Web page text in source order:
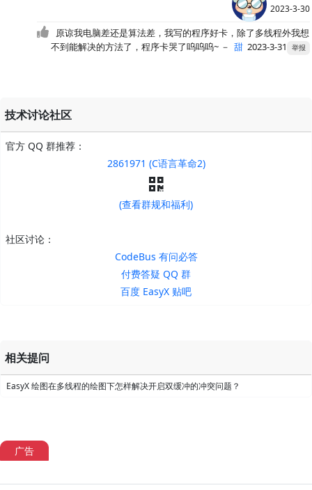
2023-3-30
原谅我电脑差还是算法差，我写的程序好卡，除了多线程外我想
不到能解决的方法了，程序卡哭了呜呜呜~ － 甜 2023-3-31 举报
技术讨论社区
官方 QQ 群推荐：
2861971 (C语言革命2)
(查看群规和福利)
社区讨论：
CodeBus 有问必答
付费答疑 QQ 群
百度 EasyX 贴吧
相关提问
EasyX 绘图在多线程的绘图下怎样解决开启双缓冲的冲突问题？
广告